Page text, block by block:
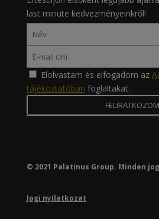
last minute kedvezményeinkről!
Elolvastam és elfogadom az
tájékoztatóban foglaltakat.
© 2021 Palatinus Group. Minden
Jogi nyilatkozat